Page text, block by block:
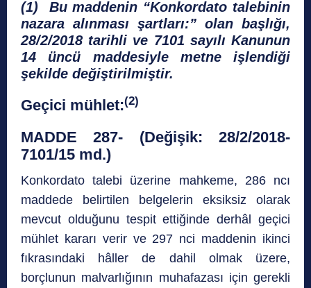
(1) Bu maddenin “Konkordato talebinin
nazara alınması şartları:” olan başlığı,
28/2/2018 tarihli ve 7101 sayılı Kanunun
14 üncü maddesiyle metne işlendiği
şekilde değiştirilmiştir.
Geçici mühlet:(2)
MADDE 287- (Değişik: 28/2/2018-
7101/15 md.)
Konkordato talebi üzerine mahkeme, 286 ncı
maddede belirtilen belgelerin eksiksiz olarak
mevcut olduğunu tespit ettiğinde derhâl geçici
mühlet kararı verir ve 297 nci maddenin ikinci
fıkrasındaki hâller de dahil olmak üzere,
borçlunun malvarlığının muhafazası için gerekli